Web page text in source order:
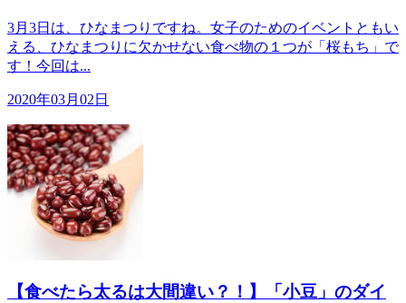
3月3日は、ひなまつりですね。女子のためのイベントともい
える、ひなまつりに欠かせない食べ物の１つが「桜もち」で
す！今回は...
2020年03月02日
【食べたら太るは大間違い？！】「小豆」のダイ